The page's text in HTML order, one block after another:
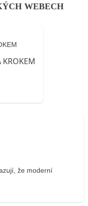
WEBECH
že moderní